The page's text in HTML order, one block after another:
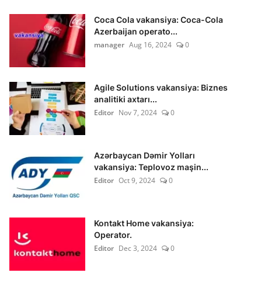
Coca Cola vakansiya: Coca-Cola
Azerbaijan operato...
manager Aug 16, 2024 0
Agile Solutions vakansiya: Biznes
analitiki axtarı...
Editor Nov 7, 2024 0
Azərbaycan Dəmir Yolları
vakansiya: Teplovoz maşin...
Editor Oct 9, 2024 0
Kontakt Home vakansiya:
Operator.
Editor Dec 3, 2024 0